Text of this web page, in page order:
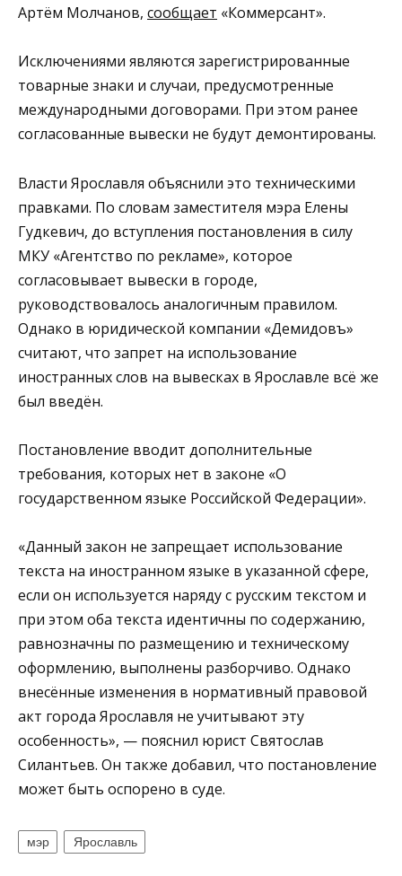
Артём Молчанов, сообщает «Коммерсант».
Исключениями являются зарегистрированные
товарные знаки и случаи, предусмотренные
международными договорами. При этом ранее
согласованные вывески не будут демонтированы.
Власти Ярославля объяснили это техническими
правками. По словам заместителя мэра Елены
Гудкевич, до вступления постановления в силу
МКУ «Агентство по рекламе», которое
согласовывает вывески в городе,
руководствовалось аналогичным правилом.
Однако в юридической компании «Демидовъ»
считают, что запрет на использование
иностранных слов на вывесках в Ярославле всё же
был введён.
Постановление вводит дополнительные
требования, которых нет в законе «О
государственном языке Российской Федерации».
«Данный закон не запрещает использование
текста на иностранном языке в указанной сфере,
если он используется наряду с русским текстом и
при этом оба текста идентичны по содержанию,
равнозначны по размещению и техническому
оформлению, выполнены разборчиво. Однако
внесённые изменения в нормативный правовой
акт города Ярославля не учитывают эту
особенность», — пояснил юрист Святослав
Силантьев. Он также добавил, что постановление
может быть оспорено в суде.
мэр Ярославль